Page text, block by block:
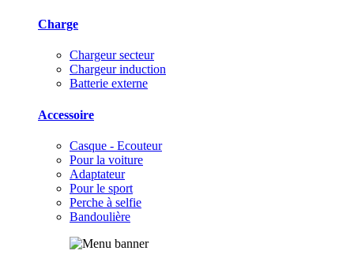
Charge
Chargeur secteur
Chargeur induction
Batterie externe
Accessoire
Casque - Ecouteur
Pour la voiture
Adaptateur
Pour le sport
Perche à selfie
Bandoulière